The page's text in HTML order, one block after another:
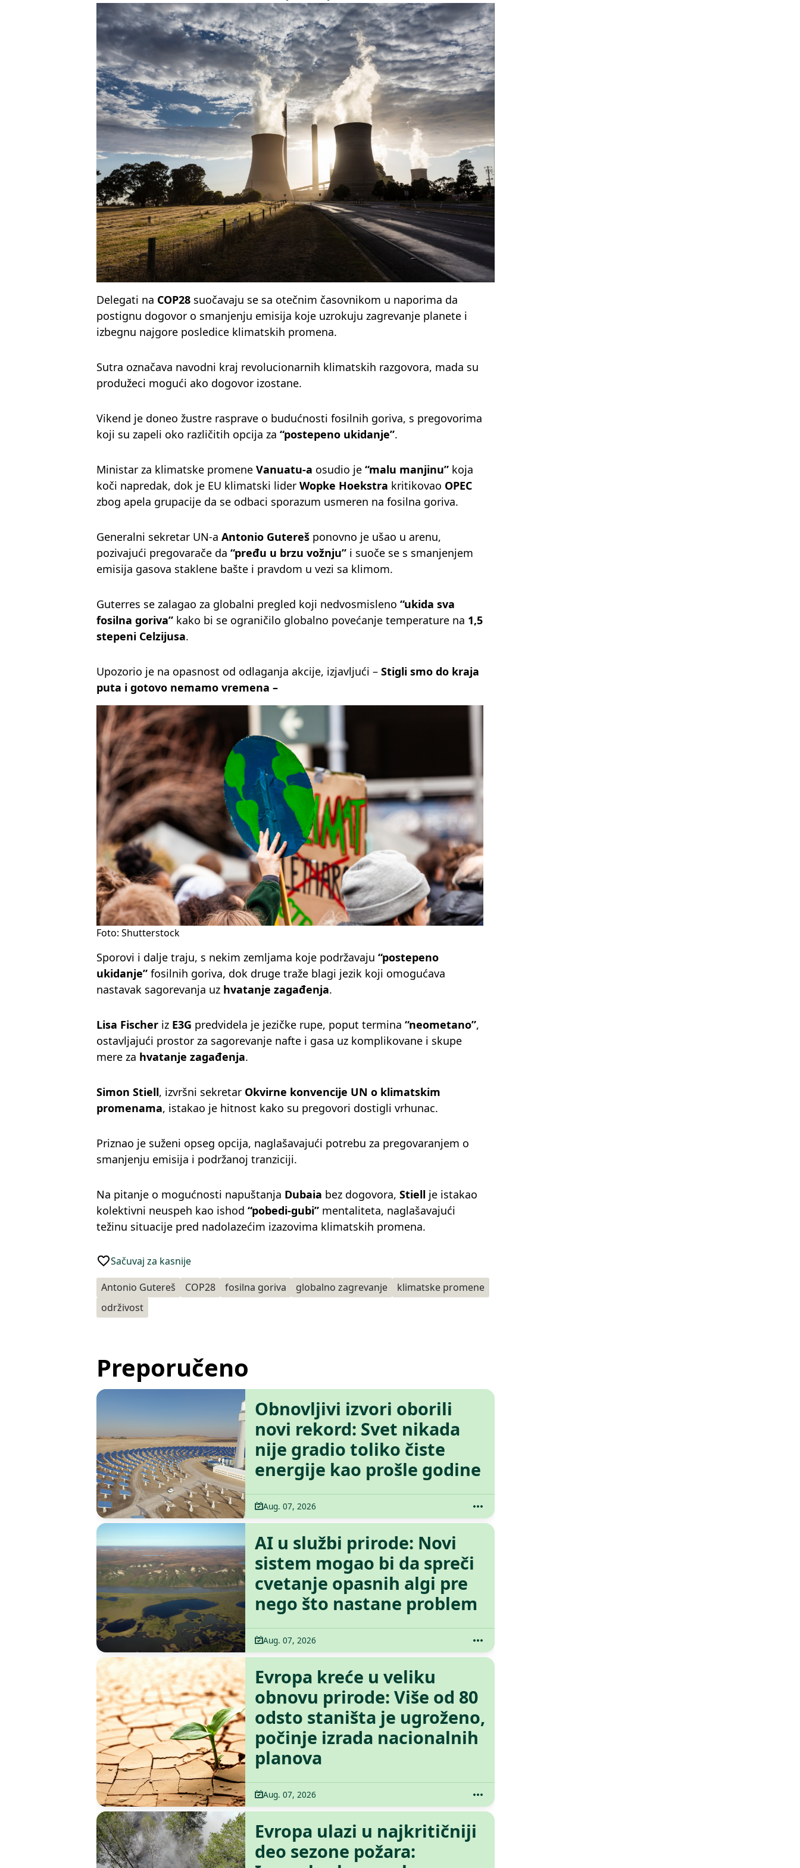
Delegati na COP28 suočavaju se sa otečnim časovnikom u naporima da
postignu dogovor o smanjenju emisija koje uzrokuju zagrevanje planete i
izbegnu najgore posledice klimatskih promena.
Sutra označava navodni kraj revolucionarnih klimatskih razgovora, mada su
produžeci mogući ako dogovor izostane.
Vikend je doneo žustre rasprave o budućnosti fosilnih goriva, s pregovorima
koji su zapeli oko različitih opcija za “postepeno ukidanje”.
Ministar za klimatske promene Vanuatu-a osudio je “malu manjinu” koja
koči napredak, dok je EU klimatski lider Wopke Hoekstra kritikovao OPEC
zbog apela grupacije da se odbaci sporazum usmeren na fosilna goriva.
Generalni sekretar UN-a Antonio Gutereš ponovno je ušao u arenu,
pozivajući pregovarače da “pređu u brzu vožnju” i suoče se s smanjenjem
emisija gasova staklene bašte i pravdom u vezi sa klimom.
Guterres se zalagao za globalni pregled koji nedvosmisleno “ukida sva
fosilna goriva” kako bi se ograničilo globalno povećanje temperature na 1,5
stepeni Celzijusa.
Upozorio je na opasnost od odlaganja akcije, izjavljući – Stigli smo do kraja
puta i gotovo nemamo vremena –
Foto: Shutterstock
Sporovi i dalje traju, s nekim zemljama koje podržavaju “postepeno
ukidanje” fosilnih goriva, dok druge traže blagi jezik koji omogućava
nastavak sagorevanja uz hvatanje zagađenja.
Lisa Fischer iz E3G predvidela je jezičke rupe, poput termina “neometano”,
ostavljajući prostor za sagorevanje nafte i gasa uz komplikovane i skupe
mere za hvatanje zagađenja.
Simon Stiell, izvršni sekretar Okvirne konvencije UN o klimatskim
promenama, istakao je hitnost kako su pregovori dostigli vrhunac.
Priznao je suženi opseg opcija, naglašavajući potrebu za pregovaranjem o
smanjenju emisija i podržanoj tranziciji.
Na pitanje o mogućnosti napuštanja Dubaia bez dogovora, Stiell je istakao
kolektivni neuspeh kao ishod “pobedi-gubi” mentaliteta, naglašavajući
težinu situacije pred nadolazećim izazovima klimatskih promena.
Sačuvaj za kasnije
Antonio Gutereš COP28 fosilna goriva globalno zagrevanje
klimatske promene
održivost
Preporučeno
Obnovljivi izvori oborili
novi rekord: Svet nikada
nije gradio toliko čiste
energije kao prošle godine
Aug. 07, 2026
AI u službi prirode: Novi
sistem mogao bi da spreči
cvetanje opasnih algi pre
nego što nastane problem
Aug. 07, 2026
Evropa kreće u veliku
obnovu prirode: Više od 80
odsto staništa je ugroženo,
počinje izrada nacionalnih
planova
Aug. 07, 2026
Evropa ulazi u najkritičniji
deo sezone požara: